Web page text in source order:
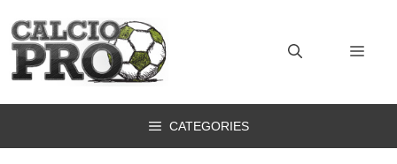
contenuto
CATEGORIES